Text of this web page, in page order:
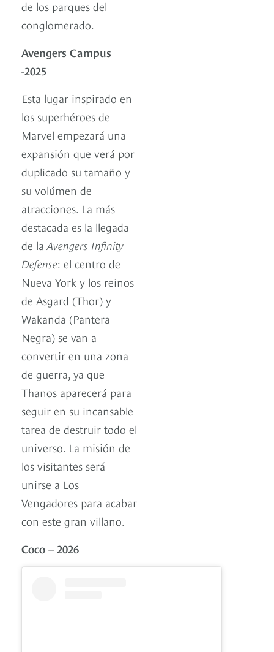
de los parques del
conglomerado.
Avengers Campus
-2025
Esta lugar inspirado en
los superhéroes de
Marvel empezará una
expansión que verá por
duplicado su tamaño y
su volúmen de
atracciones. La más
destacada es la llegada
de laAvengers Infinity
Defense: el centro de
Nueva York y los reinos
de Asgard (Thor) y
Wakanda (Pantera
Negra) se van a
convertir en una zona
de guerra, ya que
Thanos aparecerá para
seguir en su incansable
tarea de destruir todo el
universo. La misión de
los visitantes será
unirse a Los
Vengadores para acabar
con este gran villano.
Coco – 2026